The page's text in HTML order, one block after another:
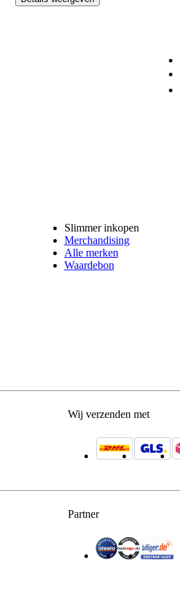
Slimmer inkopen
Merchandising
Alle merken
Waardebon
Wij verzenden met
Partner